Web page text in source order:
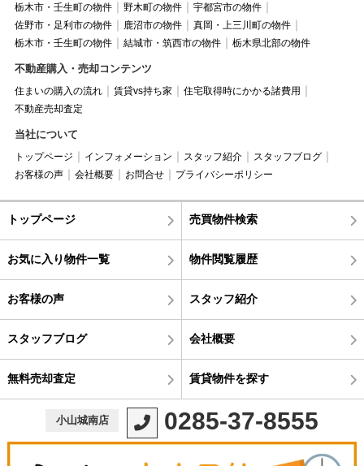
栃木市・壬生町の物件
野木町の物件
宇都宮市の物件
佐野市・足利市の物件
鹿沼市の物件
真岡・上三川町の物件
栃木市・壬生町の物件
結城市・筑西市の物件 栃木県北部の物件
不動産購入・売却コンテンツ
住まいの購入の流れ 賃貸vs持ち家
住宅取得時にかかる諸費用
不動産売却査定
当社について
トップページ インフォメーション スタッフ紹介
スタッフブログ
お客様の声
会社概要 お問合せ プライバシーポリシー
トップページ 売買物件検索
お気に入り物件一覧 物件閲覧履歴
お客様の声 スタッフ紹介
スタッフブログ 会社概要
無料売却査定 賃貸物件を探す
小山城南店 0285-37-8555